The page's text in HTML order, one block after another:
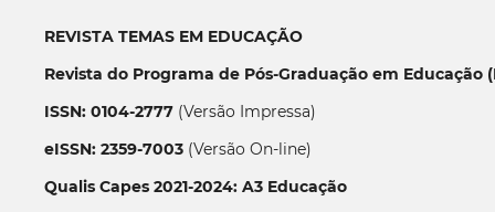
REVISTA TEMAS EM EDUCAÇÃO
Revista do Programa de Pós-Graduação em Educação
ISSN: 0104-2777(Versão Impressa)
eISSN: 2359-7003(Versão On-line)
Qualis Capes 2021-2024: A3 Educação